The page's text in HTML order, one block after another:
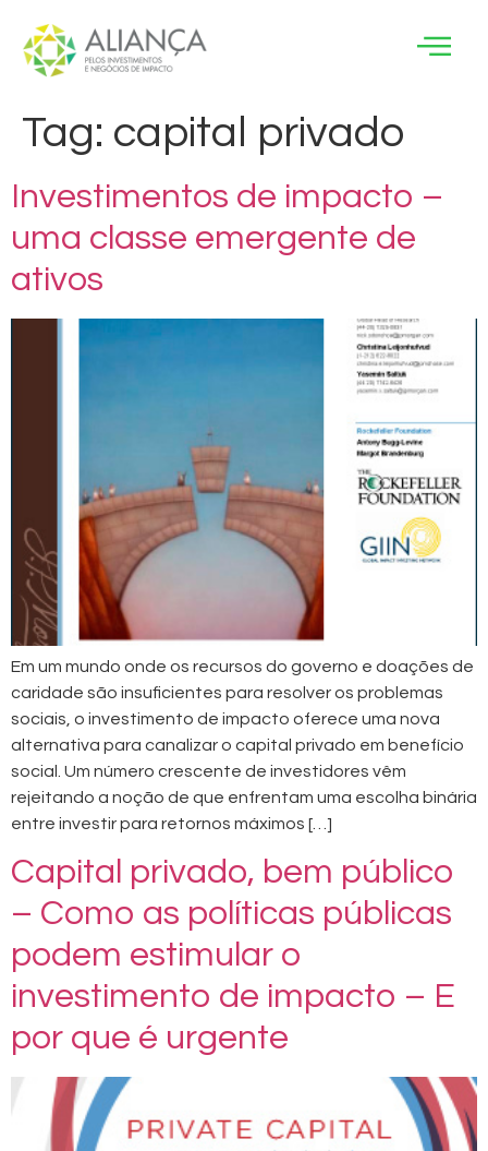
Tag: capital privado
Investimentos de impacto –
uma classe emergente de
ativos
Em um mundo onde os recursos do governo e doações de
caridade são insuficientes para resolver os problemas
sociais, o investimento de impacto oferece uma nova
alternativa para canalizar o capital privado em benefício
social. Um número crescente de investidores vêm
rejeitando a noção de que enfrentam uma escolha binária
entre investir para retornos máximos […]
Capital privado, bem público
– Como as políticas públicas
podem estimular o
investimento de impacto – E
por que é urgente